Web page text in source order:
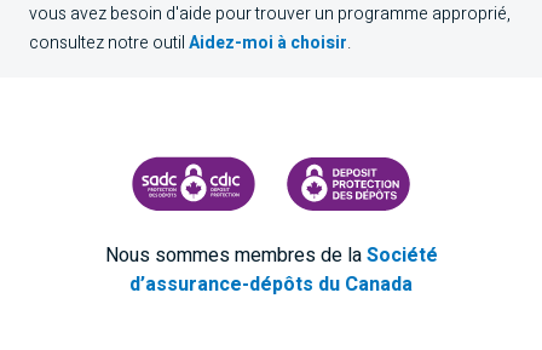
vous avez besoin d'aide pour trouver un programme approprié,
consultez notre outilAidez-moi à choisir.
SOCIÉTÉ D'ASSURANCE-DÉPÔTS DU CANADA
CDIC PROTECTING YOUR
Nous sommes membres de laSociété
d’assurance-dépôts du Canada